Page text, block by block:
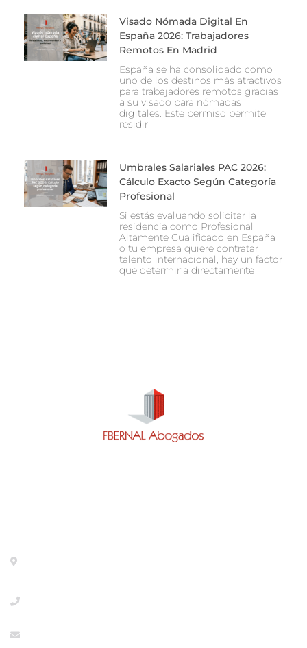
Visado Nómada Digital En
España 2026: Trabajadores
Remotos En Madrid
España se ha consolidado como
uno de los destinos más atractivos
para trabajadores remotos gracias
a su visado para nómadas
digitales. Este permiso permite
residir
Umbrales Salariales PAC 2026:
Cálculo Exacto Según Categoría
Profesional
Si estás evaluando solicitar la
residencia como Profesional
Altamente Cualificado en España
o tu empresa quiere contratar
talento internacional, hay un factor
que determina directamente